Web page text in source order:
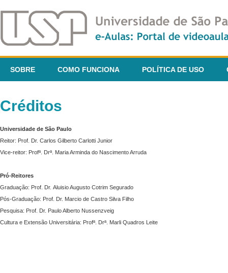
SOBRE COMO FUNCIONA POLÍTICA DE USO
Créditos
Universidade de São Paulo
Reitor: Prof. Dr. Carlos Gilberto Carlotti Junior
Vice-reitor: Profª. Drª. Maria Arminda do Nascimento Arruda
Pró-Reitores
Graduação: Prof. Dr. Aluisio Augusto Cotrim Segurado
Pós-Graduação: Prof. Dr. Marcio de Castro Silva Filho
Pesquisa: Prof. Dr. Paulo Alberto Nussenzveig
Cultura e Extensão Universitária: Profª. Drª. Marli Quadros Leite